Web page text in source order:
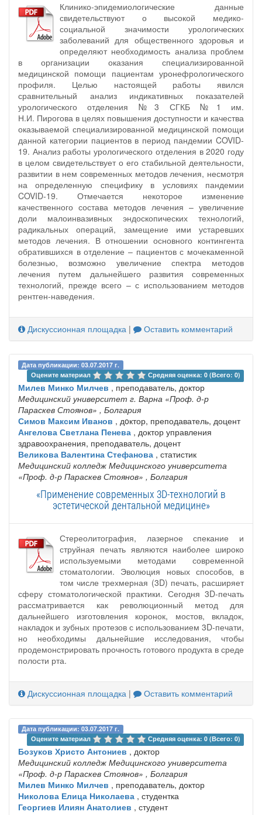
Клинико-эпидемиологические данные
свидетельствуют о высокой медико-
социальной значимости урологических
заболеваний для общественного здоровья и
определяют необходимость анализа проблем
в организации оказания специализированной
медицинской помощи пациентам уронефрологического
профиля. Целью настоящей работы явился
сравнительный анализ индикативных показателей
урологического отделения №3 СГКБ №1 им.
Н.И. Пирогова в целях повышения доступности и качества
оказываемой специализированной медицинской помощи
данной категории пациентов в период пандемии COVID-
19. Анализ работы урологического отделения в 2020 году
в целом свидетельствует о его стабильной деятельности,
развитии в нем современных методов лечения, несмотря
на определенную специфику в условиях пандемии
COVID-19. Отмечается некоторое изменение
качественного состава методов лечения – увеличение
доли малоинвазивных эндоскопических технологий,
радикальных операций, замещение ими устаревших
методов лечения. В отношении основного контингента
обратившихся в отделение – пациентов с мочекаменной
болезнью, возможно увеличение спектра методов
лечения путем дальнейшего развития современных
технологий, прежде всего – с использованием методов
рентген-наведения.
Дискуссионная площадка | Оставить комментарий
Дата публикации: 03.07.2017 г.
Оцените материал
Средняя оценка: 0 (Всего: 0)
Милев Минко Милчев , преподаватель, доктор
Медицинский университет г. Варна «Проф. д-р
Параскев Стоянов» , Болгария
Симов Максим Иванов , дoктор, преподаватель, доцент
Ангелова Светлана Пенева , доктор управления
здравоохранения, преподаватель, доцент
Великова Валентина Стефанова , статистик
Медицинский колледж Медицинского университета
«Проф. д-р Параскев Стоянов» , Болгария
«Применение современных 3D-технологий в
эстетической дентальной медицине»
Стереолитография, лазерное спекание и
струйная печать являются наиболее широко
используемыми методами современной
стоматологии. Эволюция новых способов, в
том числе трехмерная (3D) печать, расширяет
сферу стоматологической практики. Сегодня 3D-печать
рассматривается как революционный метод для
дальнейшего изготовления коронок, мостов, вкладок,
накладок и зубных протезов с использованием 3D-печати,
но необходимы дальнейшие исследования, чтобы
продемонстрировать прочность готового продукта в среде
полости рта.
Дискуссионная площадка | Оставить комментарий
Дата публикации: 03.07.2017 г.
Оцените материал
Средняя оценка: 0 (Всего: 0)
Бозуков Христо Антониев , доктор
Медицинский колледж Медицинского университета
«Проф. д-р Параскев Стоянов» , Болгария
Милев Минко Милчев , преподаватель, доктор
Николова Елица Николаева , студентка
Георгиев Илиян Анатолиев , студент